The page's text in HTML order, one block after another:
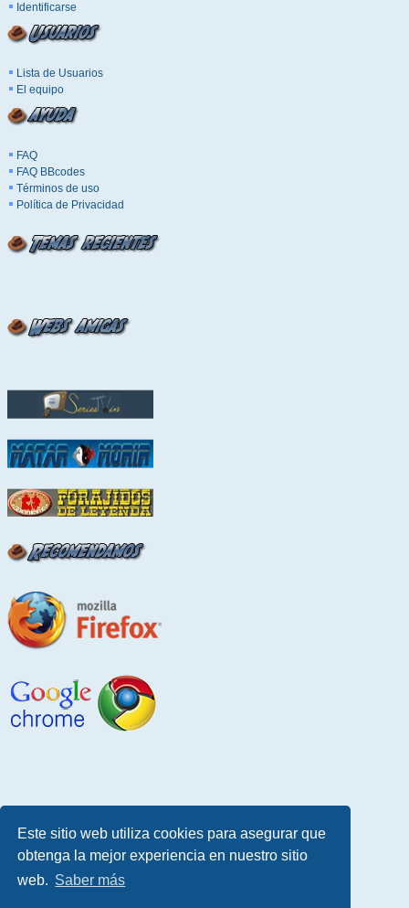
Este sitio web utiliza cookies para asegurar que
obtenga la mejor experiencia en nuestro sitio
web. Saber más
Identificarse
Lista de Usuarios
El equipo
FAQ
FAQ BBcodes
Términos de uso
Política de Privacidad